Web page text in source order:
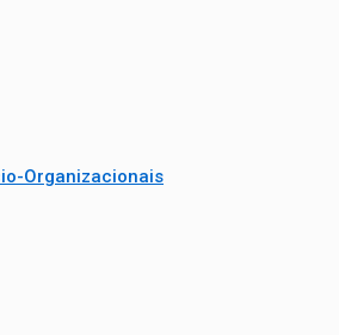
Organizacionais